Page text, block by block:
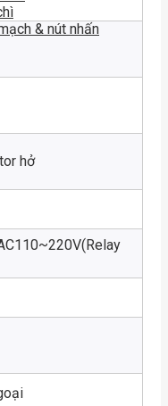
& nút nhấn
hở